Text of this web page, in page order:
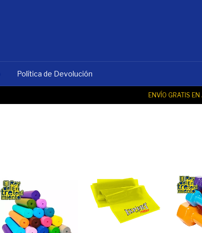
Política de Devolución
ENVÍO GRATIS EN AMBA PARA